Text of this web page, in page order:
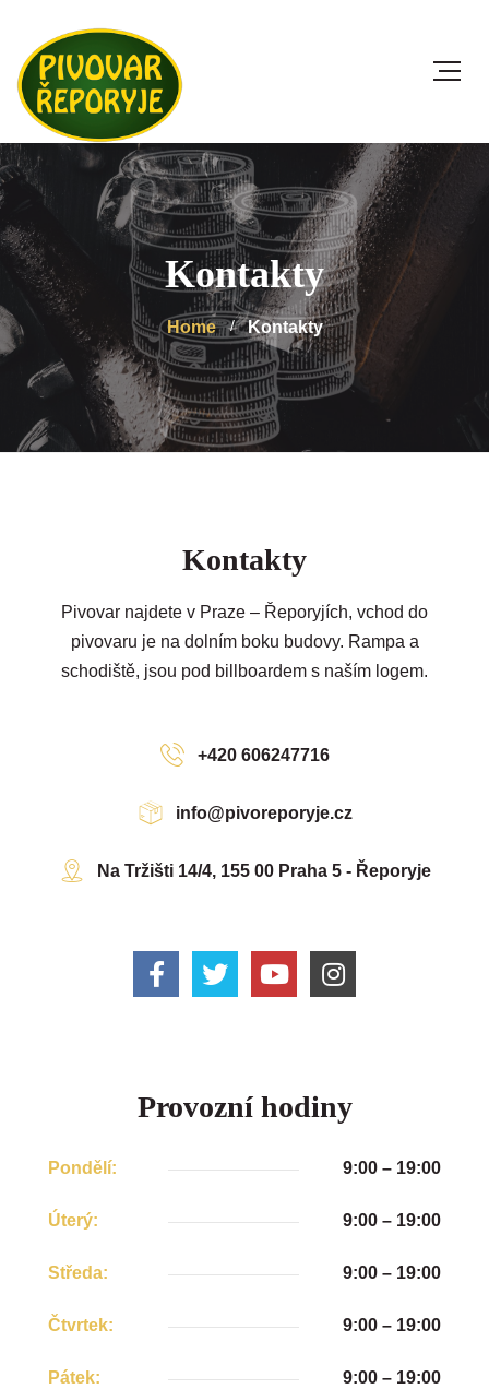
Kontakty
Home Kontakty
Kontakty
Pivovar najdete v Praze – Řeporyjích, vchod do
pivovaru je na dolním boku budovy. Rampa a
schodiště, jsou pod billboardem s naším logem.
+420 606247716
info@pivoreporyje.cz
Na Tržišti 14/4, 155 00 Praha 5 - Řeporyje
Provozní hodiny
Pondělí: 9:00 – 19:00
Úterý: 9:00 – 19:00
Středa: 9:00 – 19:00
Čtvrtek: 9:00 – 19:00
Pátek: 9:00 – 19:00